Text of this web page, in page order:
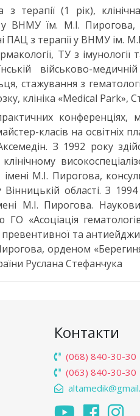
з терапії (1 рік),
ВНМУ їм. М.І. Пирогова,
з терапії у ВНМУ ім.
ТУ з імунології
військово-
стажування з
клініка «Medical Park»,
конференціях,
класів на освітніх
З 1992 року
імені М.І. Пирогова,
області. З
М.І. Пирогова.
«Асоціація
та
орденом
Руслана Стефанчука
Контакти
(068) 840-30-30
(063) 840-30-30